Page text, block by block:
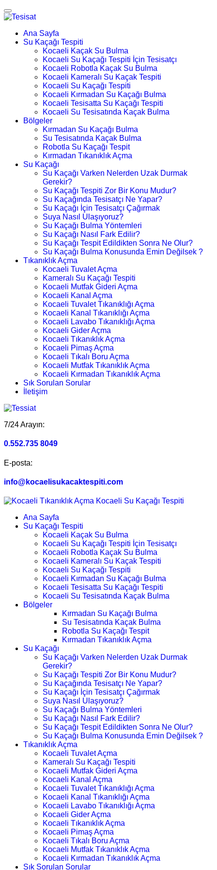
Ana Sayfa
Su Kaçağı Tespiti
Kocaeli Kaçak Su Bulma
Kocaeli Su Kaçağı Tespiti İçin Tesisatçı
Kocaeli Robotla Kaçak Su Bulma
Kocaeli Kameralı Su Kaçak Tespiti
Kocaeli Su Kaçağı Tespiti
Kocaeli Kırmadan Su Kaçağı Bulma
Kocaeli Tesisatta Su Kaçağı Tespiti
Kocaeli Su Tesisatında Kaçak Bulma
Bölgeler
Kırmadan Su Kaçağı Bulma
Su Tesisatında Kaçak Bulma
Robotla Su Kaçağı Tespit
Kırmadan Tıkanıklık Açma
Su Kaçağı
Su Kaçağı Varken Nelerden Uzak Durmak
Gerekir?
Su Kaçağı Tespiti Zor Bir Konu Mudur?
Su Kaçağında Tesisatçı Ne Yapar?
Su Kaçağı İçin Tesisatçı Çağırmak
Suya Nasıl Ulaşıyoruz?
Su Kaçağı Bulma Yöntemleri
Su Kaçağı Nasıl Fark Edilir?
Su Kaçağı Tespit Edildikten Sonra Ne Olur?
Su Kaçağı Bulma Konusunda Emin Değilsek ?
Tıkanıklık Açma
Kocaeli Tuvalet Açma
Kameralı Su Kaçağı Tespiti
Kocaeli Mutfak Gideri Açma
Kocaeli Kanal Açma
Kocaeli Tuvalet Tıkanıklığı Açma
Kocaeli Kanal Tıkanıklığı Açma
Kocaeli Lavabo Tıkanıklığı Açma
Kocaeli Gider Açma
Kocaeli Tıkanıklık Açma
Kocaeli Pimaş Açma
Kocaeli Tıkalı Boru Açma
Kocaeli Mutfak Tıkanıklık Açma
Kocaeli Kırmadan Tıkanıklık Açma
Sık Sorulan Sorular
İletişim
7/24 Arayın:
0.552.735 8049
E-posta:
info@kocaelisukacaktespiti.com
Ana Sayfa
Su Kaçağı Tespiti
Kocaeli Kaçak Su Bulma
Kocaeli Su Kaçağı Tespiti İçin Tesisatçı
Kocaeli Robotla Kaçak Su Bulma
Kocaeli Kameralı Su Kaçak Tespiti
Kocaeli Su Kaçağı Tespiti
Kocaeli Kırmadan Su Kaçağı Bulma
Kocaeli Tesisatta Su Kaçağı Tespiti
Kocaeli Su Tesisatında Kaçak Bulma
Bölgeler
Kırmadan Su Kaçağı Bulma
Su Tesisatında Kaçak Bulma
Robotla Su Kaçağı Tespit
Kırmadan Tıkanıklık Açma
Su Kaçağı
Su Kaçağı Varken Nelerden Uzak Durmak
Gerekir?
Su Kaçağı Tespiti Zor Bir Konu Mudur?
Su Kaçağında Tesisatçı Ne Yapar?
Su Kaçağı İçin Tesisatçı Çağırmak
Suya Nasıl Ulaşıyoruz?
Su Kaçağı Bulma Yöntemleri
Su Kaçağı Nasıl Fark Edilir?
Su Kaçağı Tespit Edildikten Sonra Ne Olur?
Su Kaçağı Bulma Konusunda Emin Değilsek ?
Tıkanıklık Açma
Kocaeli Tuvalet Açma
Kameralı Su Kaçağı Tespiti
Kocaeli Mutfak Gideri Açma
Kocaeli Kanal Açma
Kocaeli Tuvalet Tıkanıklığı Açma
Kocaeli Kanal Tıkanıklığı Açma
Kocaeli Lavabo Tıkanıklığı Açma
Kocaeli Gider Açma
Kocaeli Tıkanıklık Açma
Kocaeli Pimaş Açma
Kocaeli Tıkalı Boru Açma
Kocaeli Mutfak Tıkanıklık Açma
Kocaeli Kırmadan Tıkanıklık Açma
Sık Sorulan Sorular